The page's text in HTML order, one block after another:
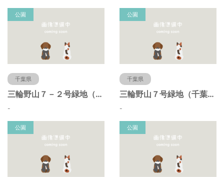
公園
千葉県
三輪野山７－２号緑地（千葉県流山市）
-
公園
千葉県
三輪野山７号緑地（千葉県流山市）
-
公園 公園